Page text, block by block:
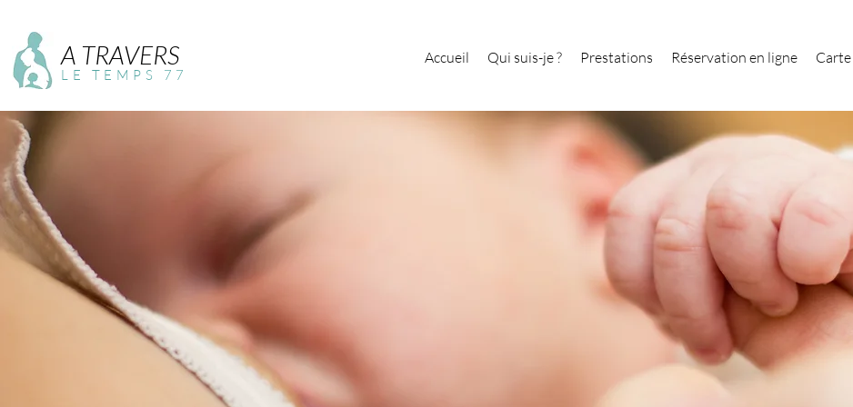
LE TEMPS 77
A TRAVERS Accueil Qui suis-je ? Prestations Réservation en ligne